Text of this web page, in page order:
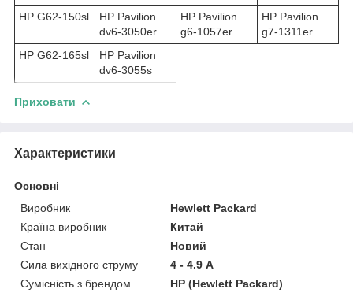
HP G62-150sl
HP Pavilion
dv6-3050er
HP Pavilion
g6-1057er
HP Pavilion
g7-1311er
HP G62-165sl
HP Pavilion
dv6-3055s
Приховати
Характеристики
Основні
Виробник
Hewlett Packard
Країна виробник
Китай
Стан
Новий
Сила вихідного струму
4 - 4.9 А
Сумісність з брендом
HP (Hewlett Packard)